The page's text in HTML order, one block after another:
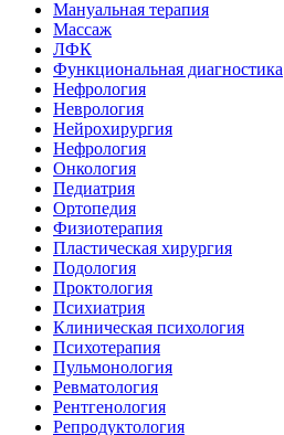
Мануальная терапия
Массаж
ЛФК
Функциональная диагностика
Нефрология
Неврология
Нейрохирургия
Нефрология
Онкология
Педиатрия
Ортопедия
Физиотерапия
Пластическая хирургия
Подология
Проктология
Психиатрия
Клиническая психология
Психотерапия
Пульмонология
Ревматология
Рентгенология
Репродуктология